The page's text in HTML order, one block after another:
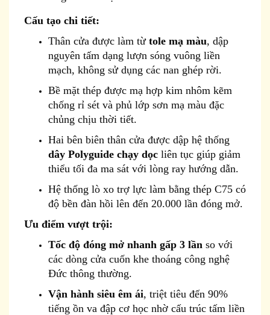
Cấu tạo chi tiết:
Thân cửa được làm từ tole mạ màu, dập
nguyên tấm dạng lượn sóng vuông liền
mạch, không sử dụng các nan ghép rời.
Bề mặt thép được mạ hợp kim nhôm kẽm
chống rỉ sét và phủ lớp sơn mạ màu đặc
chủng chịu thời tiết.
Hai bên biên thân cửa được dập hệ thống
dây Polyguide chạy dọc liên tục giúp giảm
thiểu tối đa ma sát với lòng ray hướng dẫn.
Hệ thống lò xo trợ lực làm bằng thép C75 có
độ bền đàn hồi lên đến 20.000 lần đóng mở.
Ưu điểm vượt trội:
Tốc độ đóng mở nhanh gấp 3 lần so với
các dòng cửa cuốn khe thoáng công nghệ
Đức thông thường.
Vận hành siêu êm ái, triệt tiêu đến 90%
tiếng ồn va đập cơ học nhờ cấu trúc tấm liền